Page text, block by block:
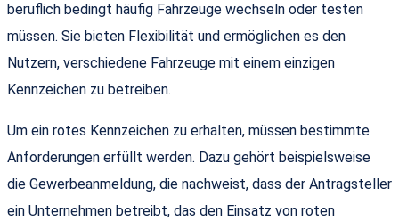
beruflich bedingt häufig Fahrzeuge wechseln oder testen
müssen. Sie bieten Flexibilität und ermöglichen es den
Nutzern, verschiedene Fahrzeuge mit einem einzigen
Kennzeichen zu betreiben.
Um ein rotes Kennzeichen zu erhalten, müssen bestimmte
Anforderungen erfüllt werden. Dazu gehört beispielsweise
die Gewerbeanmeldung, die nachweist, dass der Antragsteller
ein Unternehmen betreibt, das den Einsatz von roten